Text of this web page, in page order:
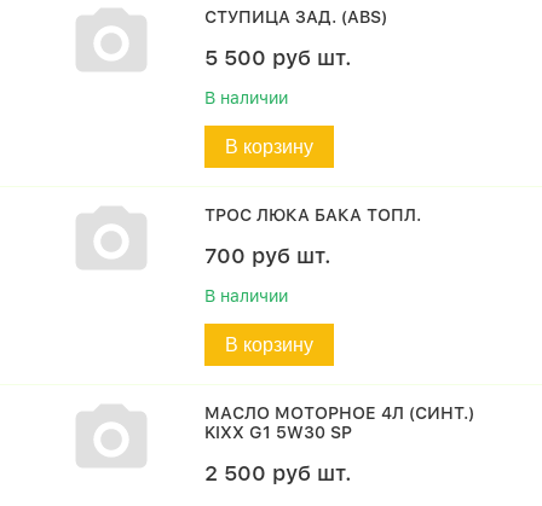
СТУПИЦА ЗАД. (ABS)
5 500 руб шт.
В наличии
В корзину
ТРОС ЛЮКА БАКА ТОПЛ.
700 руб шт.
В наличии
В корзину
МАСЛО МОТОРНОЕ 4Л (СИНТ.)
KIXX G1 5W30 SP
2 500 руб шт.